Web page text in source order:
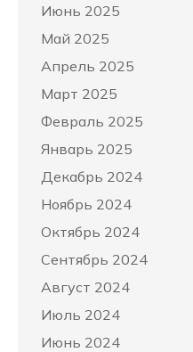
Июнь 2025
Май 2025
Апрель 2025
Март 2025
Февраль 2025
Январь 2025
Декабрь 2024
Ноябрь 2024
Октябрь 2024
Сентябрь 2024
Август 2024
Июль 2024
Июнь 2024